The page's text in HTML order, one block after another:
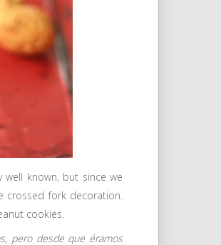
known, but since we
crossed fork decoration.
cookies.
pero desde que éramos